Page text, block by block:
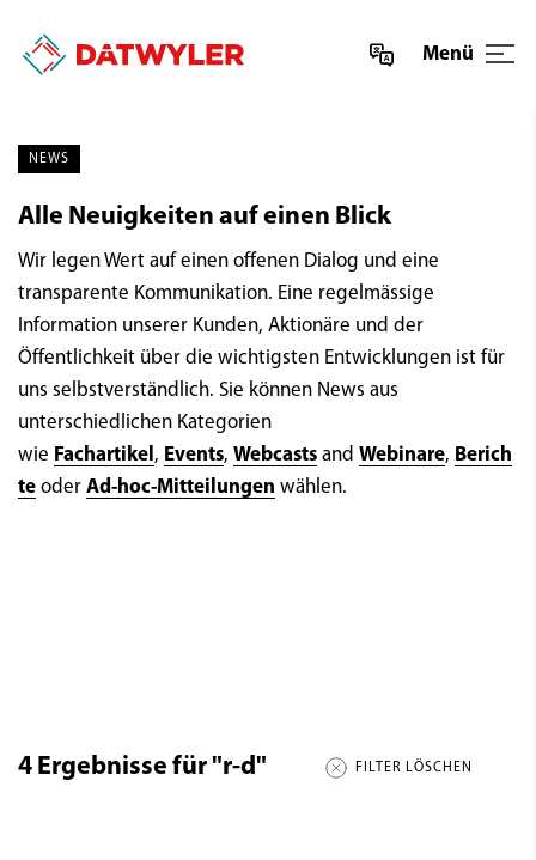
Menü
NEWS
Alle Neuigkeiten auf einen Blick
Wir legen Wert auf einen offenen Dialog und eine
transparente Kommunikation. Eine regelmässige
Information unserer Kunden, Aktionäre und der
Öffentlichkeit über die wichtigsten Entwicklungen ist für
uns selbstverständlich. Sie können News aus
unterschiedlichen Kategorien
wie Fachartikel , Events, Webcasts and Webinare, Berich
te oder Ad-hoc-Mitteilungen wählen.
4 Ergebnisse für"r-d" FILTER LÖSCHEN